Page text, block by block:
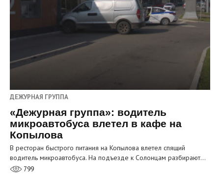
ДЕЖУРНАЯ ГРУППА
«Дежурная группа»: водитель
микроавтобуса влетел в кафе на
Копылова
В ресторан быстрого питания на Копылова влетел спящий
водитель микроавтобуса. На подъезде к Солонцам разбирают…
799